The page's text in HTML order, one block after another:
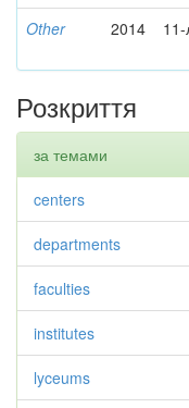
Other 2014
Розкриття
за темами
centers
departments
faculties
institutes
lyceums